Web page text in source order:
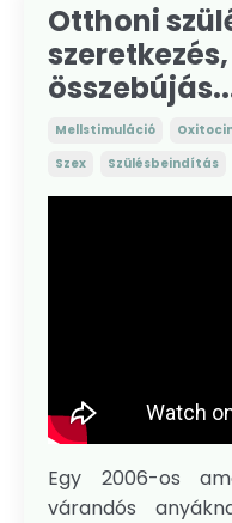
Otthoni
Mellstimuláció
Szex
Szülésbeindítás
Egy 2006-os
várandós